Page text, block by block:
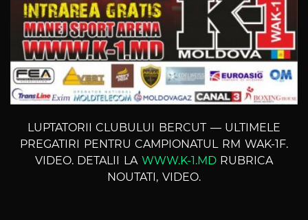
LUPTATORII CLUBULUI BERCUT — ULTIMELE
PREGATIRI PENTRU CAMPIONATUL RM WAK-1F.
VIDEO. DETALII LA WWW.K-1.MDRUBRICA
NOUTATI, VIDEO.